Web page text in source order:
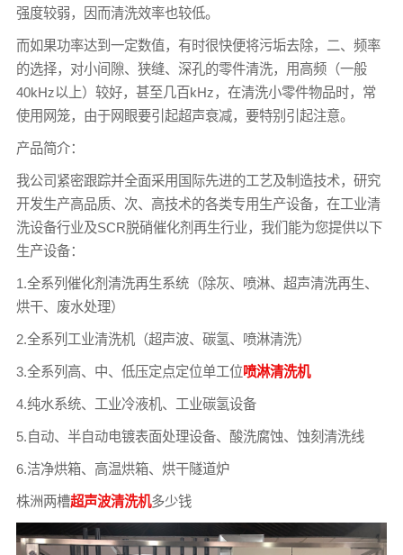
强度较弱，因而清洗效率也较低。
而如果功率达到一定数值，有时很快便将污垢去除，二、频率
的选择，对小间隙、狭缝、深孔的零件清洗，用高频（一般
40kHz以上）较好，甚至几百kHz，在清洗小零件物品时，常
使用网笼，由于网眼要引起超声衰减，要特别引起注意。
产品简介：
我公司紧密跟踪并全面采用国际先进的工艺及制造技术，研究
开发生产高品质、次、高技术的各类专用生产设备，在工业清
洗设备行业及SCR脱硝催化剂再生行业，我们能为您提供以下
生产设备：
1.全系列催化剂清洗再生系统（除灰、喷淋、超声清洗再生、
烘干、废水处理）
2.全系列工业清洗机（超声波、碳氢、喷淋清洗）
3.全系列高、中、低压定点定位单工位喷淋清洗机
4.纯水系统、工业冷液机、工业碳氢设备
5.自动、半自动电镀表面处理设备、酸洗腐蚀、蚀刻清洗线
6.洁净烘箱、高温烘箱、烘干隧道炉
株洲两槽超声波清洗机多少钱